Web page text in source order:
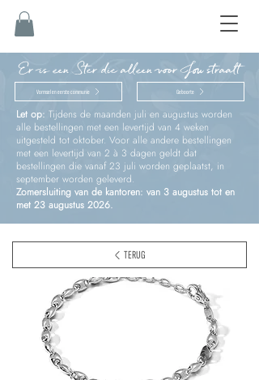
Er is een Ster die alleen voor Jou straalt
Vormsel en eerste communie Geboorte
Let op: Tijdens de maanden juli en augustus worden
alle bestellingen met een levertijd van 4 weken
uitgesteld tot oktober. Voor alle andere bestellingen
met een levertijd van 2 à 3 dagen geldt dat
bestellingen die vanaf 23 juli worden geplaatst, in
september worden geleverd.
Zomersluiting van de kantoren: van 3 augustus tot en
met 23 augustus 2026.
TERUG